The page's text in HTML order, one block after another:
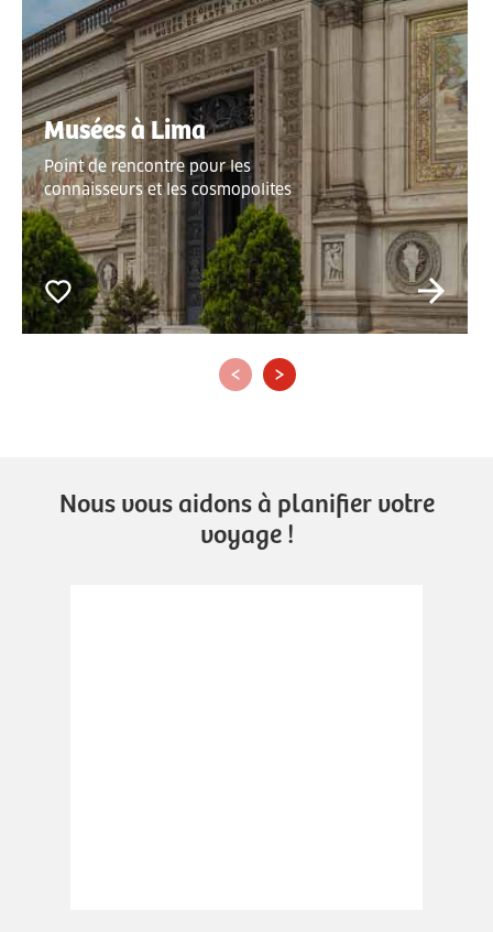
Musées à Lima
Point de rencontre pour les
connaisseurs et les cosmopolites
‹ ›
Nous vous aidons à planifier votre
voyage !